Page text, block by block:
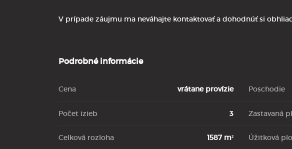
V prípade záujmu ma neváhajte kontaktovať a dohodnúť si
Podrobné informácie
Cena vrátane provízie Poschodie
Počet izieb 3 Zastavaná
Celková rozloha 1587 m² Úžitková